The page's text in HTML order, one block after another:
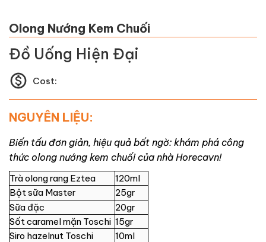
Olong Nướng Kem Chuối
Đồ Uống Hiện Đại
Cost:
NGUYÊN LIỆU:
Biến tấu đơn giản, hiệu quả bất ngờ: khám phá công
thức olong nướng kem chuối của nhà Horecavn!
Trà olong rang Eztea
120ml
Bột sữa Master
25gr
Sữa đặc
20gr
Sốt caramel mặn Toschi 15gr
Siro hazelnut Toschi
10ml